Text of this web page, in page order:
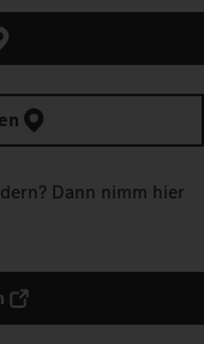
Dann nimm hier